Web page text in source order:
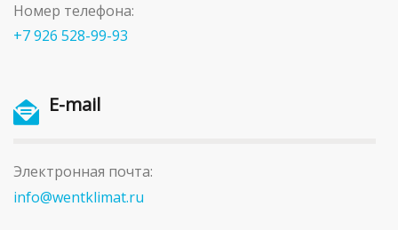
Номер телефона:
+7 926 528-99-93
E-mail
Электронная почта:
info@wentklimat.ru